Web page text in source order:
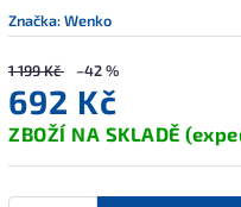
Značka:Wenko
1 199 Kč –42 %
692 Kč
ZBOŽÍ NA SKLADĚ